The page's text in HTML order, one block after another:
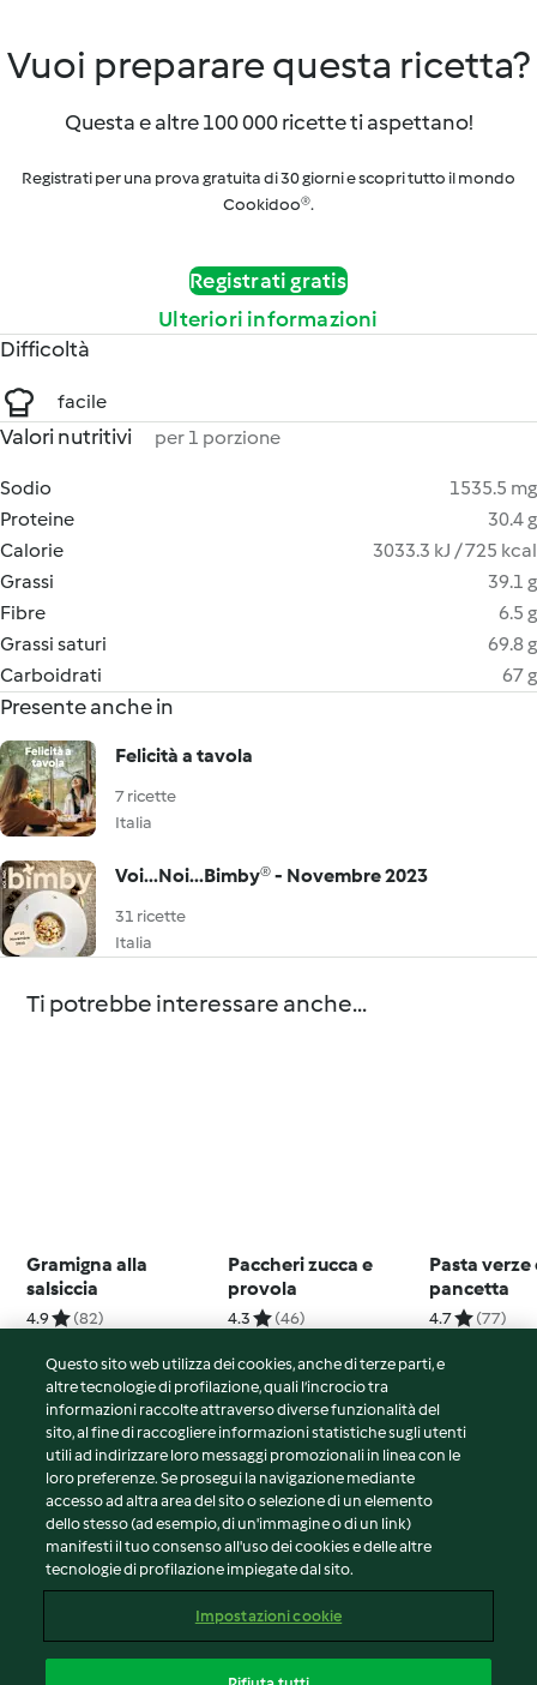
Vuoi preparare questa ricetta?
Questa e altre 100 000 ricette ti aspettano!
Registrati per una prova gratuita di 30 giorni e scopri tutto il mondo
Cookidoo®.
Registrati gratis
Ulteriori informazioni
Difficoltà
facile
Valori nutritivi per 1 porzione
Sodio
1535.5 mg
Proteine
30.4 g
Calorie
3033.3 kJ / 725 kcal
Grassi
39.1 g
Fibre
6.5 g
Grassi saturi
69.8 g
Carboidrati
67 g
Presente anche in
Felicità a tavola
7 ricette
Italia
Voi...Noi...Bimby® - Novembre 2023
31 ricette
Italia
Ti potrebbe interessare anche...
Gramigna alla
salsiccia
4.9 (82)
Paccheri zucca e
provola
4.3 (46)
Pasta verze
pancetta
4.7 (77)
© Copyright 2026
Termini del servizio
Informativa sulla privacy
Avvertenze generali
Note legali
Contenuto del rapporto
Questo sito web utilizza dei cookies, anche di terze parti, e
altre tecnologie di profilazione, quali l’incrocio tra
informazioni raccolte attraverso diverse funzionalità del
sito, al fine di raccogliere informazioni statistiche sugli utenti
utili ad indirizzare loro messaggi promozionali in linea con le
loro preferenze. Se prosegui la navigazione mediante
accesso ad altra area del sito o selezione di un elemento
dello stesso (ad esempio, di un'immagine o di un link)
manifesti il tuo consenso all'uso dei cookies e delle altre
tecnologie di profilazione impiegate dal sito.
Impostazioni cookie